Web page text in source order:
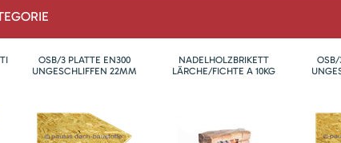
OSB/3 PLATTE EN300
UNGESCHLIFFEN 22MM
NADELHOLZBRIKETT
LÄRCHE/FICHTE A 10KG
OSB/